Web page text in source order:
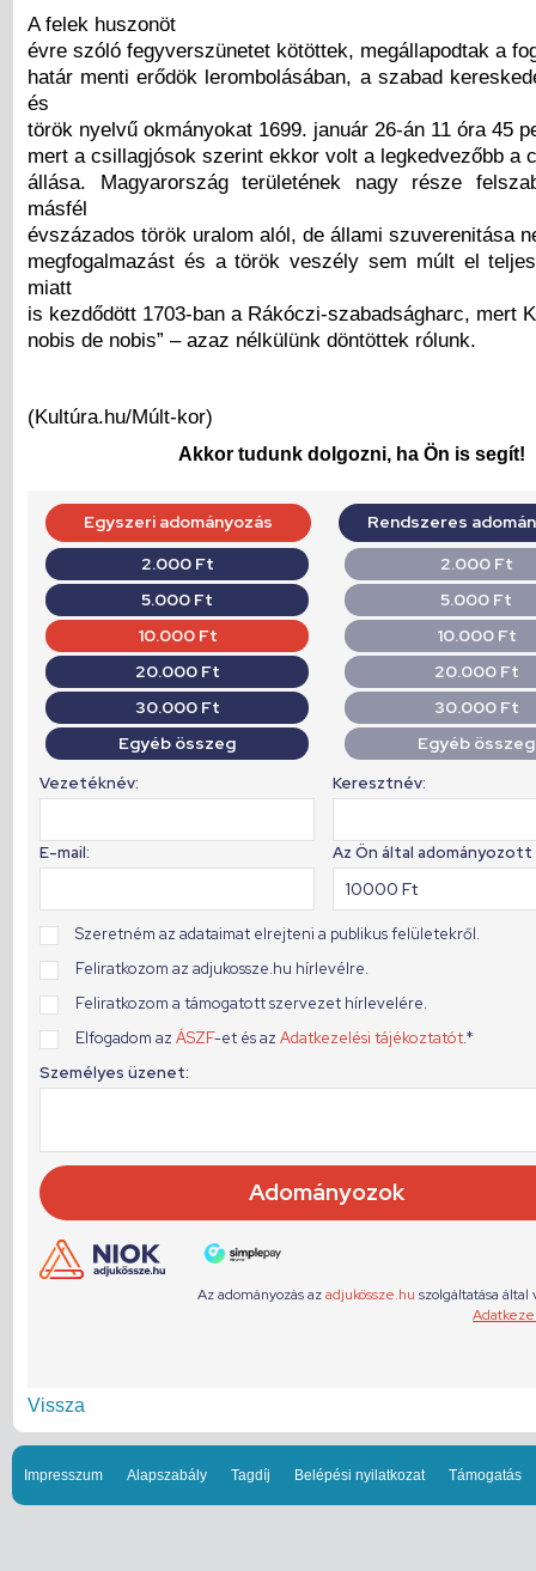
A felek huszonöt
évre szóló fegyverszünetet kötöttek, megállapodtak a
határ menti erődök lerombolásában, a szabad
és
török nyelvű okmányokat 1699. január 26-án 11 óra 45
mert a csillagjósok szerint ekkor volt a legkedvezőbb a
állása. Magyarország területének nagy része
másfél
évszázados török uralom alól, de állami szuverenitása
megfogalmazást és a török veszély sem múlt el
miatt
is kezdődött 1703-ban a Rákóczi-szabadságharc, mert
nobis de nobis” – azaz nélkülünk döntöttek rólunk.
(Kultúra.hu/Múlt-kor)
Akkor tudunk dolgozni, ha Ön is segít!
Vissza
Impresszum Alapszabály Tagdíj Belépési nyilatkozat Támogatás